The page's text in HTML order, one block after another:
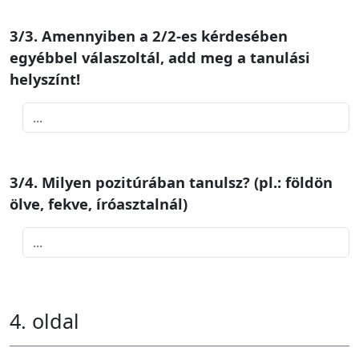
3/3. Amennyiben a 2/2-es kérdesében
egyébbel válaszoltál, add meg a tanulási
helyszínt!
3/4. Milyen pozitúrában tanulsz? (pl.: földön
ölve, fekve, íróasztalnál)
4. oldal